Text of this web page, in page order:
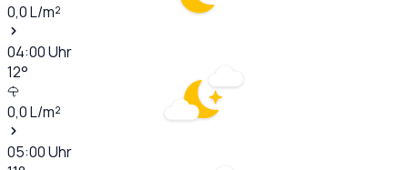
0,0L/m²
04:00Uhr
12°
0,0L/m²
05:00Uhr